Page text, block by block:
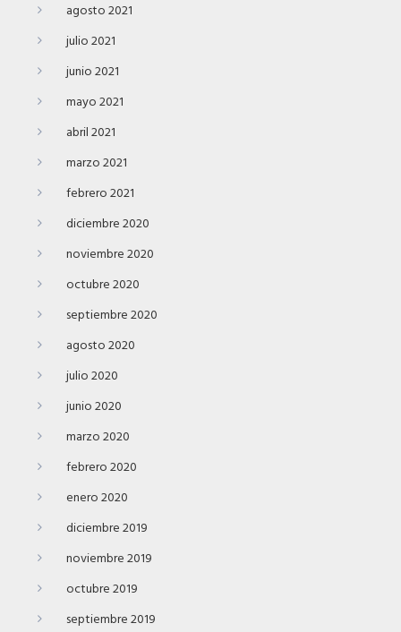
agosto 2021
julio 2021
junio 2021
mayo 2021
abril 2021
marzo 2021
febrero 2021
diciembre 2020
noviembre 2020
octubre 2020
septiembre 2020
agosto 2020
julio 2020
junio 2020
marzo 2020
febrero 2020
enero 2020
diciembre 2019
noviembre 2019
octubre 2019
septiembre 2019